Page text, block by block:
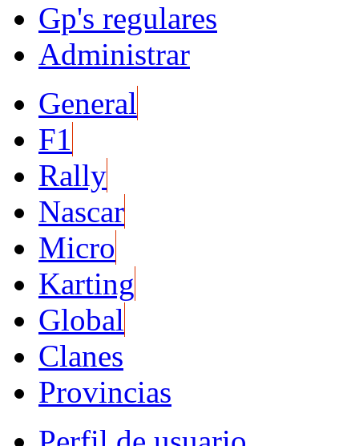
Gp's regulares
Administrar
General
F1
Rally
Nascar
Micro
Karting
Global
Clanes
Provincias